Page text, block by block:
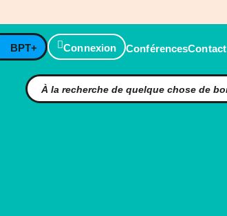
BPT+ Connexion ConférencesContact